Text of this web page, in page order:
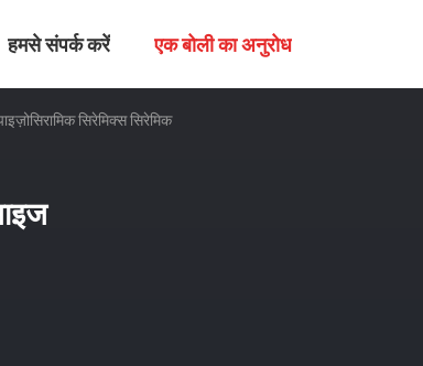
हमसे संपर्क करें एक बोली का अनुरोध
सिरेमिक्स सिरेमिक